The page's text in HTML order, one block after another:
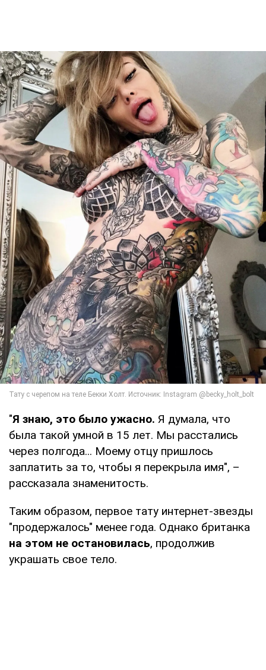
"Я знаю, это было ужасно. Я думала, что
была такой умной в 15 лет. Мы расстались
через полгода... Моему отцу пришлось
заплатить за то, чтобы я перекрыла имя", –
рассказала знаменитость.
Таким образом, первое тату интернет-звезды
"продержалось" менее года. Однако британка
на этом не остановилась, продолжив
украшать свое тело.